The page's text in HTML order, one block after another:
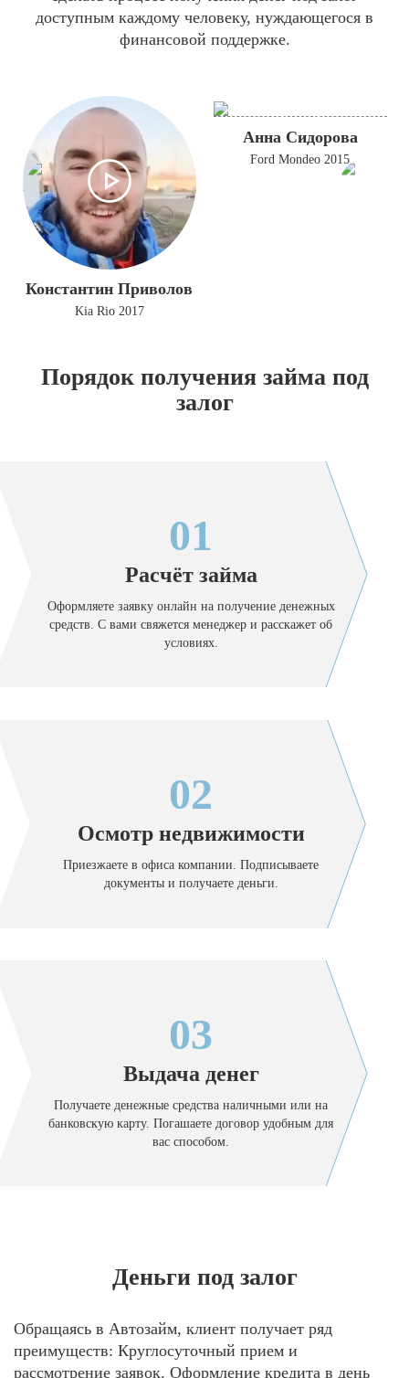
доступным каждому человеку, нуждающегося в
финансовой поддержке.
Константин Приволов
Kia Rio 2017
Анна Сидорова
Ford Mondeo 2015
Порядок получения займа под
залог
01
Расчёт займа
Оформляете заявку онлайн на получение денежных
средств. С вами свяжется менеджер и расскажет об
условиях.
02
Осмотр недвижимости
Приезжаете в офиса компании. Подписываете
документы и получаете деньги.
03
Выдача денег
Получаете денежные средства наличными или на
банковскую карту. Погашаете договор удобным для
вас способом.
Деньги под залог
Обращаясь в Автозайм, клиент получает ряд
преимуществ: Круглосуточный прием и
рассмотрение заявок. Оформление кредита в день